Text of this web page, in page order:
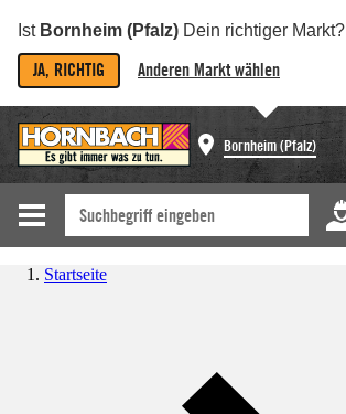
Ist Bornheim (Pfalz) Dein richtiger Markt?
JA, RICHTIG Anderen Markt wählen
Bornheim (Pfalz)
Startseite